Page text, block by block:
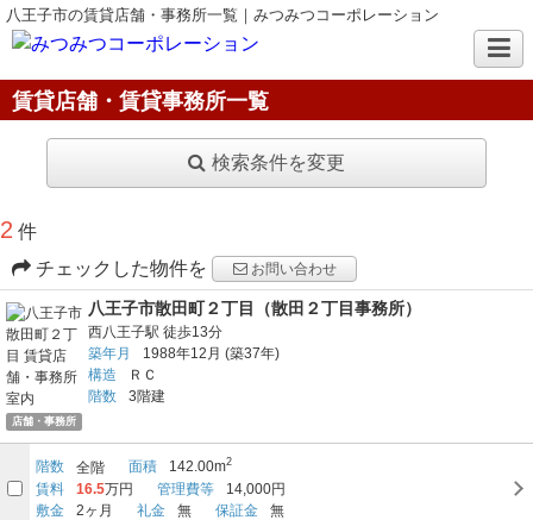
八王子市の賃貸店舗・事務所一覧｜みつみつコーポレーション
賃貸店舗・賃貸事務所一覧
検索条件を変更
2 件
チェックした物件を
お問い合わせ
店舗・事務所
八王子市散田町２丁目（散田２丁目事務所）
西八王子駅 徒歩13分
築年月
1988年12月 (築37年)
構造
ＲＣ
階数
3階建
階数 全階 面積 142.00m2
賃料 16.5万円 管理費等
14,000円
敷金
2ヶ月 礼金 無 保証金 無